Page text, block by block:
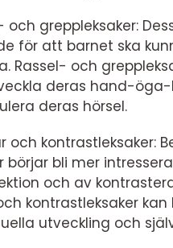
och greppleksaker:
för att barnet ska
Rassel- och
deras hand-
deras hörsel.
och kontrastleksaker:
börjar bli mer
och av
kontrastleksaker kan
utveckling och